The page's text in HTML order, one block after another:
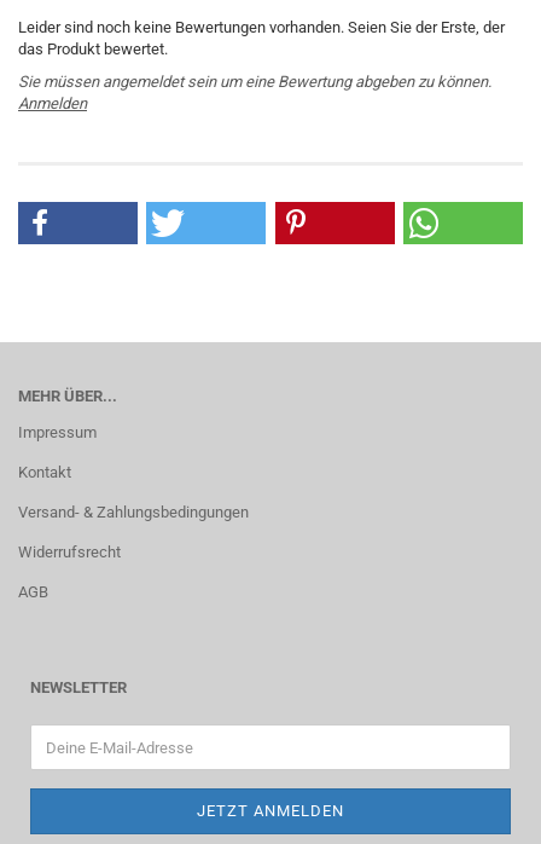
Leider sind noch keine Bewertungen vorhanden. Seien Sie der Erste, der
das Produkt bewertet.
Sie müssen angemeldet sein um eine Bewertung abgeben zu können.
Anmelden
MEHR ÜBER...
Impressum
Kontakt
Versand- & Zahlungsbedingungen
Widerrufsrecht
AGB
NEWSLETTER